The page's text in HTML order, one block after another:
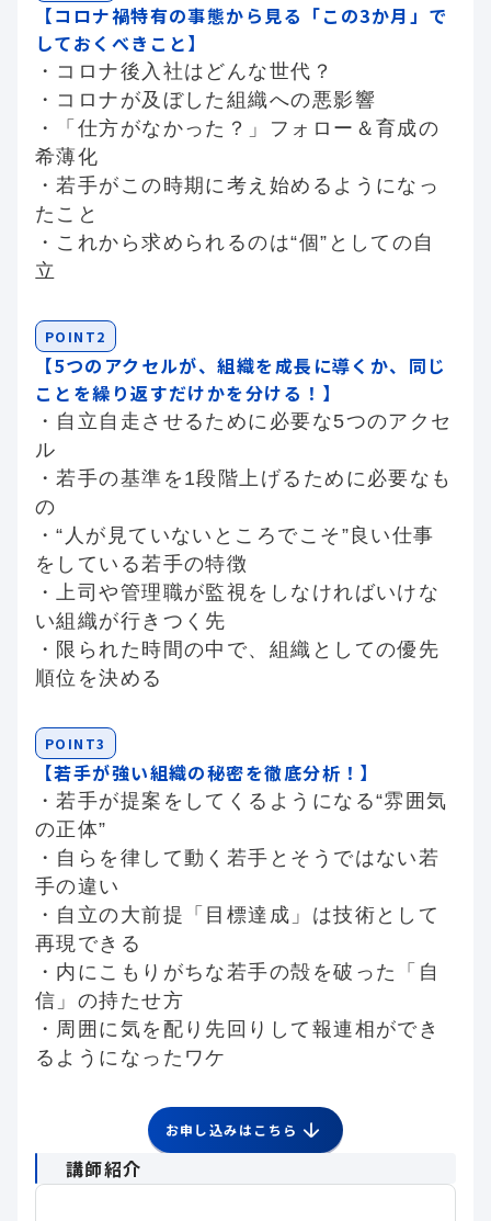
【コロナ禍特有の事態から見る「この3か月」で
しておくべきこと】
・コロナ後入社はどんな世代？
・コロナが及ぼした組織への悪影響
・「仕方がなかった？」フォロー＆育成の
希薄化
・若手がこの時期に考え始めるようになっ
たこと
・これから求められるのは“個”としての自
立
POINT2
【5つのアクセルが、組織を成長に導くか、同じ
ことを繰り返すだけかを分ける！】
・自立自走させるために必要な5つのアクセ
ル
・若手の基準を1段階上げるために必要なも
の
・“人が見ていないところでこそ”良い仕事
をしている若手の特徴
・上司や管理職が監視をしなければいけな
い組織が行きつく先
・限られた時間の中で、組織としての優先
順位を決める
POINT3
【若手が強い組織の秘密を徹底分析！】
・若手が提案をしてくるようになる“雰囲気
の正体”
・自らを律して動く若手とそうではない若
手の違い
・自立の大前提「目標達成」は技術として
再現できる
・内にこもりがちな若手の殻を破った「自
信」の持たせ方
・周囲に気を配り先回りして報連相ができ
るようになったワケ
お申し込みはこちら
講師紹介